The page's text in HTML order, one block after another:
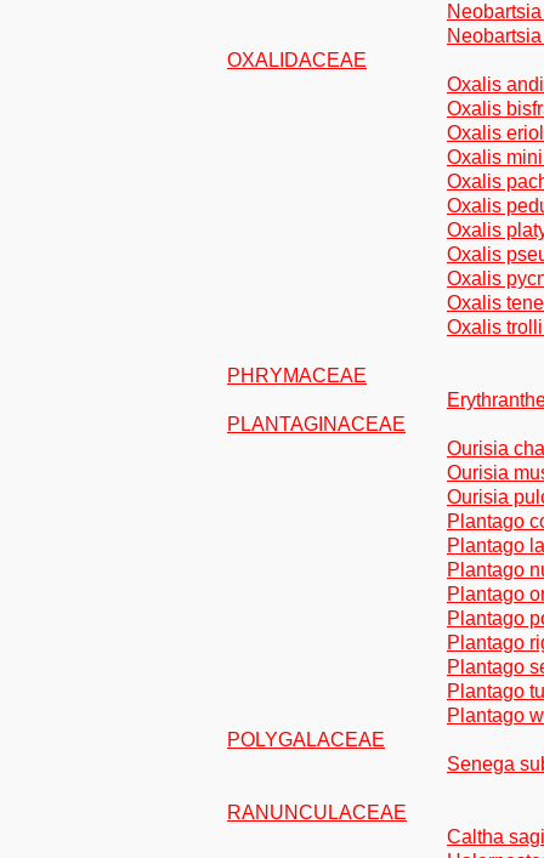
OXALIDACEAE
Oxalis
Oxalis
Oxalis
Oxalis
Oxalis
Oxalis
Oxalis
Oxalis
Oxalis
Oxalis
Oxalis
PHRYMACEAE
PLANTAGINACEAE
Ourisia
Ourisia
Ourisia
Plantago
Plantago
Plantago
Plantago
Plantago
Plantago
Plantago
Plantago
Plantago
POLYGALACEAE
Senega
RANUNCULACEAE
Caltha